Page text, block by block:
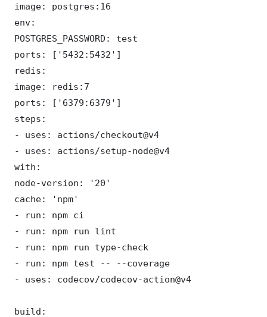
image: postgres:16
env:
POSTGRES_PASSWORD: test
ports: ['5432:5432']
redis:
image: redis:7
ports: ['6379:6379']
steps:
- uses: actions/checkout@v4
- uses: actions/setup-node@v4
with:
node-version: '20'
cache: 'npm'
- run: npm ci
- run: npm run lint
- run: npm run type-check
- run: npm test -- --coverage
- uses: codecov/codecov-action@v4
build: